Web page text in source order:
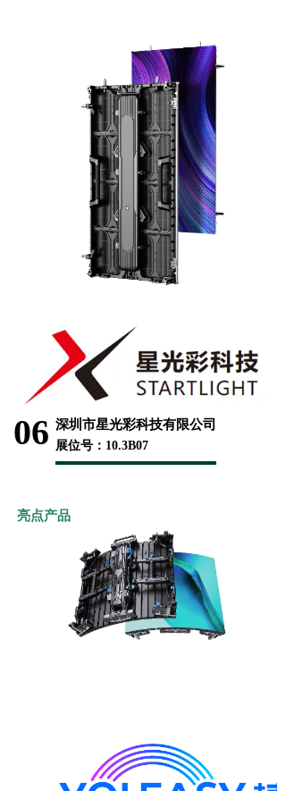
06 深圳市星光彩科技有限公司
展位号：10.3B07
亮点产品